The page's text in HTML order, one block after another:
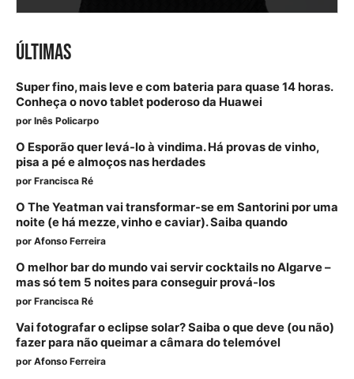
ÚLTIMAS
Super fino, mais leve e com bateria para quase 14 horas.
Conheça o novo tablet poderoso da Huawei
por Inês Policarpo
O Esporão quer levá-lo à vindima. Há provas de vinho,
pisa a pé e almoços nas herdades
por Francisca Ré
O The Yeatman vai transformar-se em Santorini por uma
noite (e há mezze, vinho e caviar). Saiba quando
por Afonso Ferreira
O melhor bar do mundo vai servir cocktails no Algarve –
mas só tem 5 noites para conseguir prová-los
por Francisca Ré
Vai fotografar o eclipse solar? Saiba o que deve (ou não)
fazer para não queimar a câmara do telemóvel
por Afonso Ferreira